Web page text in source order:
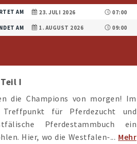
AM 23. JULI 2026 07:00
AM 1. AUGUST 2026 09:00
I
die Champions von morgen! Im
Treffpunkt für Pferdezucht und
Pferdestammbuch ein
Hier, wo die Westfalen-... Mehr